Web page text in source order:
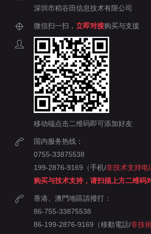
深圳市稻谷田信息技术有限公司
微信扫一扫， 立即对接购买与支援
移动端点击二维码即可添加好友
国内服务热线：
0755-33875538
199-2876-9169（手机/非技术支持电
购买与技术支持，请扫描上方二维码
香港、澳門地區請撥打：
86-755-33875538
86-199-2876-9169（移動電話/非技